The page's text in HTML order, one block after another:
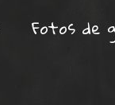
Fotos de